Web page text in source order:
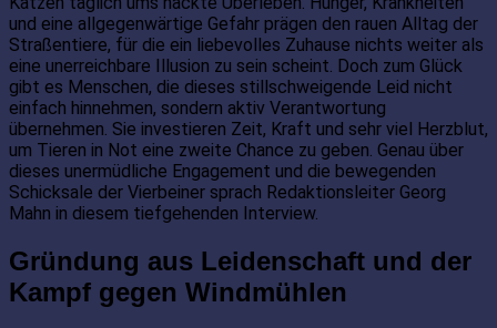
und eine allgegenwärtige Gefahr prägen den rauen Alltag der
Straßentiere, für die ein liebevolles Zuhause nichts weiter als
eine unerreichbare Illusion zu sein scheint. Doch zum Glück
gibt es Menschen, die dieses stillschweigende Leid nicht
einfach hinnehmen, sondern aktiv Verantwortung
übernehmen. Sie investieren Zeit, Kraft und sehr viel Herzblut,
um Tieren in Not eine zweite Chance zu geben. Genau über
dieses unermüdliche Engagement und die bewegenden
Schicksale der Vierbeiner sprach Redaktionsleiter Georg
Mahn in diesem tiefgehenden Interview.
Gründung aus Leidenschaft und der
Kampf gegen Windmühlen